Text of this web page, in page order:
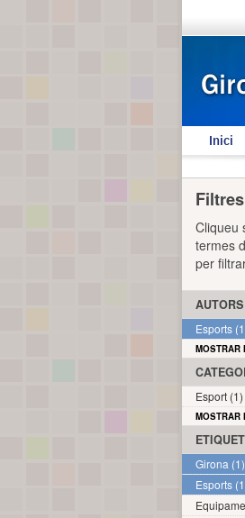
Inici
Filtres
Cliqueu
termes
per
AUTORS
Esports
MOSTRAR
Esport (1)
MOSTRAR
Girona (1)
Esports